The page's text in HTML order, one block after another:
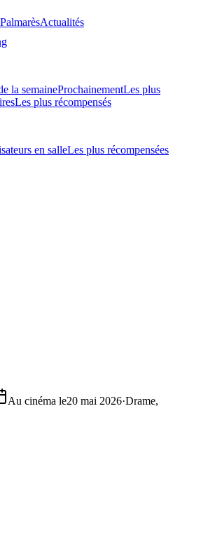
PalmarèsActualités
la semaineProchainementLes plus
Les plus récompensés
en salleLes plus récompensées
Au cinéma le20 mai 2026·Drame,